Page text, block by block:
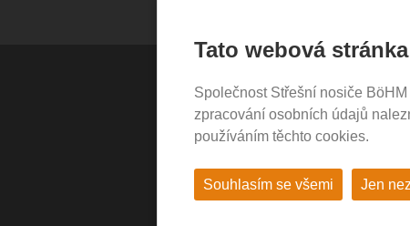
Tato webová
Společnost Střešní nosiče
zpracování osobních údajů
používáním těchto cookies.
Souhlasím se všemi Jen
VŠE O NÁKUPU
Garance nákupu
Časté dotazy (FAQ)
Prodejny